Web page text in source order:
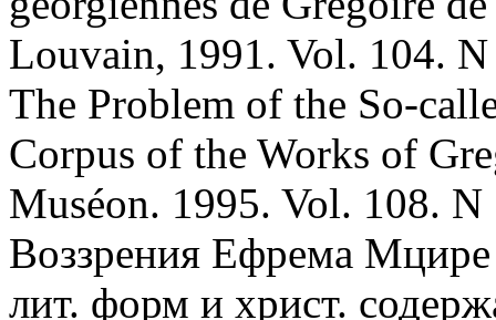
Louvain, 1991. Vol. 104.
The Problem of the So-
Corpus of the Works of
Muséon. 1995. Vol. 108.
Воззрения Ефрема
лит. форм и христ.